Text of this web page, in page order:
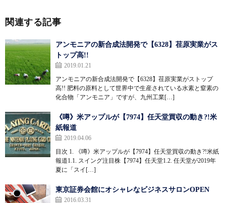
関連する記事
アンモニアの新合成法開発で【6328】荏原実業がス
トップ高!!
2019.01.21
アンモニアの新合成法開発で【6328】荏原実業がストップ
高!! 肥料の原料として世界中で生産されている水素と窒素の
化合物「アンモニア」ですが、九州工業[…]
《噂》米アップルが【7974】任天堂買収の動き?!米
紙報道
2019.04.06
目次 1. 《噂》米アップルが【7974】任天堂買収の動き?!米紙
報道1.1. スイング注目株【7974】任天堂1.2. 任天堂が2019年
夏に「スイ[…]
東京証券会館にオシャレなビジネスサロンOPEN
2016.03.31